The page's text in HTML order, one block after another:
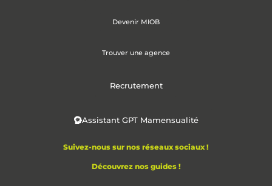
Devenir MIOB
Trouver une agence
Recrutement
Assistant GPT Mamensualité
Suivez-nous sur nos réseaux sociaux !
Découvrez nos guides !